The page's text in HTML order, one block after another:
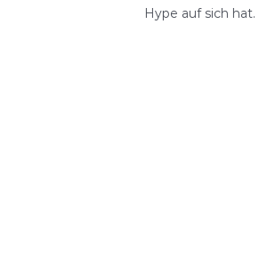
Hype auf sich hat.